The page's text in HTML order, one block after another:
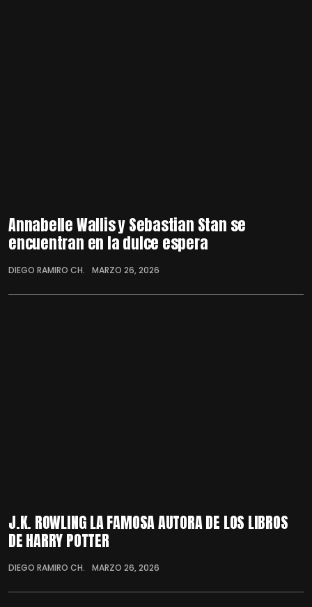
Annabelle Wallis y Sebastian Stan se
encuentran en la dulce espera
DIEGO RAMIRO CH. MARZO 26, 2026
J.K. ROWLING LA FAMOSA AUTORA DE LOS LIBROS
DE HARRY POTTER
DIEGO RAMIRO CH. MARZO 26, 2026